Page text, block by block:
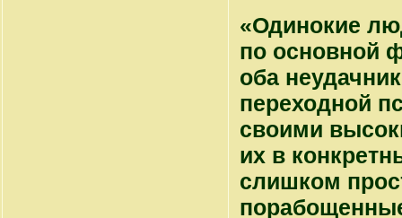
«Одинокие
по основной
оба
переходной
своими
их в
слишком